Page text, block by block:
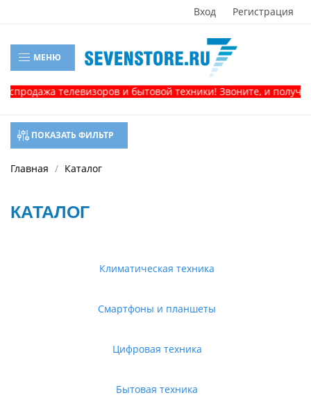
Вход Регистрация
МЕНЮ
телевизоров и бытовой техники! Звоните, и получите
ПОКАЗАТЬ ФИЛЬТР
Главная Каталог
КАТАЛОГ
Климатическая техника
Смартфоны и планшеты
Цифровая техника
Бытовая техника